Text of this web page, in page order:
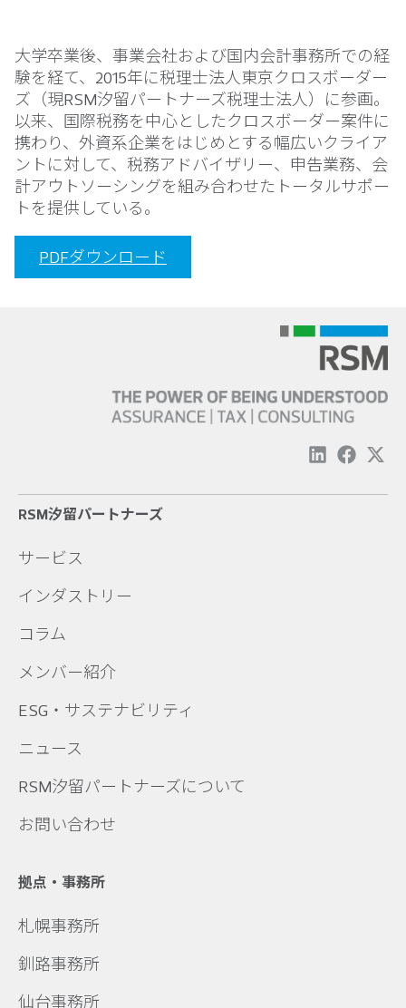
大学卒業後、事業会社および国内会計事務所での経
験を経て、2015年に税理士法人東京クロスボーダー
ズ（現RSM汐留パートナーズ税理士法人）に参画。
以来、国際税務を中心としたクロスボーダー案件に
携わり、外資系企業をはじめとする幅広いクライア
ントに対して、税務アドバイザリー、申告業務、会
計アウトソーシングを組み合わせたトータルサポー
トを提供している。
PDFダウンロード
RSM汐留パートナーズ
サービス
インダストリー
コラム
メンバー紹介
ESG・サステナビリティ
ニュース
RSM汐留パートナーズについて
お問い合わせ
拠点・事務所
札幌事務所
釧路事務所
仙台事務所